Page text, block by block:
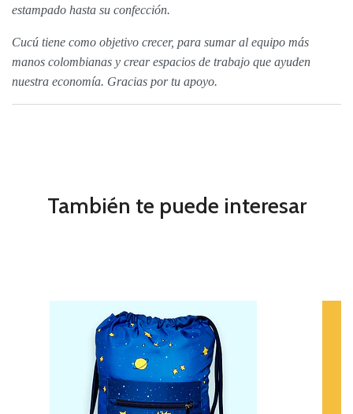
estampado hasta su confección.
Cucú tiene como objetivo crecer, para sumar al equipo más
manos colombianas y crear espacios de trabajo que ayuden
nuestra economía. Gracias por tu apoyo.
También te puede interesar